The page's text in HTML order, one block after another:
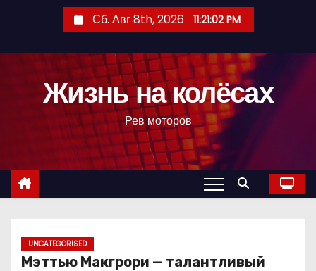
с
Сб. Авг 8th, 2026 11:21:03 PM
Жизнь на колёсах
Рев моторов
UNCATEGORISED
Мэттью Макгрори — талантливый